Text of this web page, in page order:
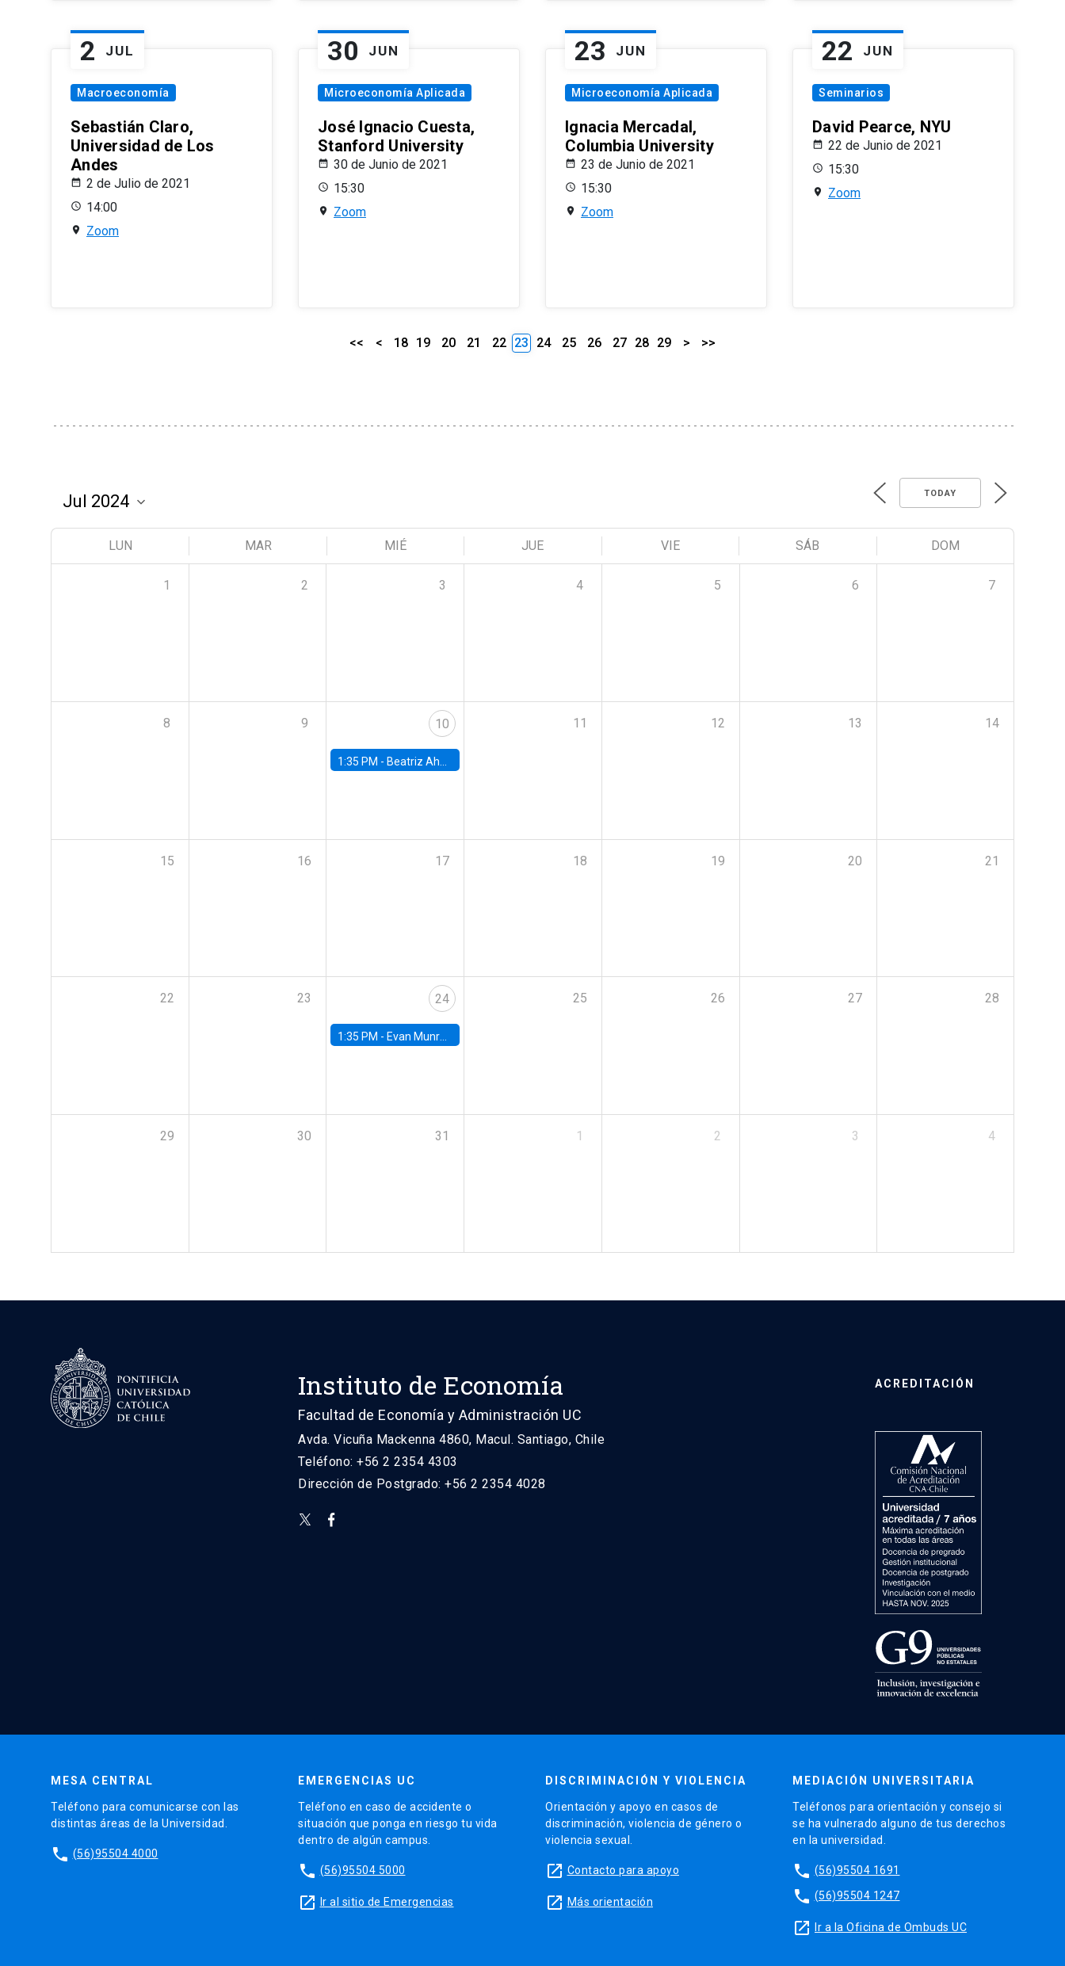
2 JUL
Macroeconomía
Sebastián Claro,
Universidad de Los
Andes
2 de Julio de 2021
14:00
Zoom
30 JUN
Microeconomía Aplicada
José Ignacio Cuesta,
Stanford University
30 de Junio de 2021
15:30
Zoom
23 JUN
Microeconomía Aplicada
Ignacia Mercadal,
Columbia University
23 de Junio de 2021
15:30
Zoom
22 JUN
Seminarios
David Pearce, NYU
22 de Junio de 2021
15:30
Zoom
<< < 18 19 20 21 22 23 24 25 26 27 28 29 > >>
TODAY
LUN MAR MIÉ JUE VIE SÁB DOM
1 2 3 4 5 6 7
8 9 10
1:35 PM - Beatriz Ahumada, PhD candidate, Universidad de Pittsburgh
11 12 13 14
15 16 17 18 19 20 21
22 23 24
1:35 PM - Evan Munro, Neyman Visiting Assistant Professor in the Department of Statistics at UC Berkeley
25 26 27 28
29 30 31 1 2 3 4
Instituto de Economía
Facultad de Economía y Administración UC
Avda. Vicuña Mackenna 4860, Macul. Santiago, Chile
Teléfono: +56 2 2354 4303
Dirección de Postgrado: +56 2 2354 4028
ACREDITACIÓN
MESA CENTRAL
Teléfono para comunicarse con las
distintas áreas de la Universidad.
phone (56)95504 4000
EMERGENCIAS UC
Teléfono en caso de accidente o
situación que ponga en riesgo tu vida
dentro de algún campus.
phone (56)95504 5000
launch Ir al sitio de Emergencias
DISCRIMINACIÓN Y VIOLENCIA
Orientación y apoyo en casos de
discriminación, violencia de género o
violencia sexual.
launch Contacto para apoyo
launch Más orientación
MEDIACIÓN UNIVERSITARIA
Teléfonos para orientación y consejo si
se ha vulnerado alguno de tus derechos
en la universidad.
phone (56)95504 1691
phone (56)95504 1247
launch Ir a la Oficina de Ombuds UC